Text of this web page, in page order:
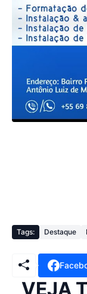
Tags: Destaque
VEJA